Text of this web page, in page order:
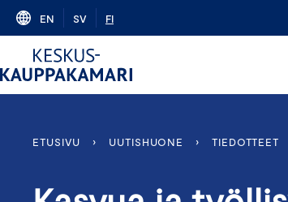
Skip
content
EN SV FI
ETUSIVU › UUTISHUONE › TIEDOTTEET